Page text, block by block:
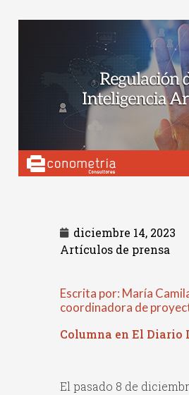
diciembre 14, 2023
Artículos de prensa
Escrita por: María
coordinadora de
Columna en El Diario
El pasado 8 de